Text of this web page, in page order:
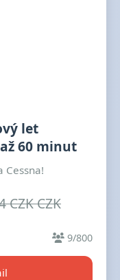
let
60 minut
Cessna!
CZK CZK
9/800